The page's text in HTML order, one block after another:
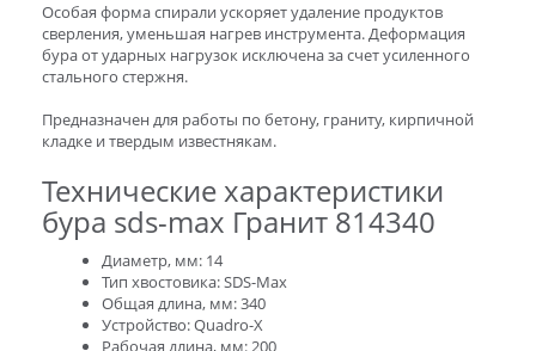
Особая форма спирали ускоряет удаление продуктов
сверления, уменьшая нагрев инструмента. Деформация
бура от ударных нагрузок исключена за счет усиленного
стального стержня.
Предназначен для работы по бетону, граниту, кирпичной
кладке и твердым известнякам.
Технические характеристики
бура sds-max Гранит 814340
Диаметр, мм: 14
Тип хвостовика: SDS-Max
Общая длина, мм: 340
Устройство: Quadro-X
Рабочая длина, мм: 200